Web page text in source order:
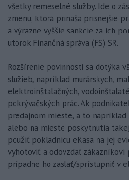
všetky remeselné služby. Ide o
zmenu, ktorá prináša prísnejšie
a výrazne vyššie sankcie za ich
utorok Finančná správa (FS) SR.
Rozšírenie povinnosti sa dotýka
služieb, napríklad murárskych,
elektroinštalačných,
pokrývačských prác. Ak
predajnom mieste, a to
alebo na mieste poskytnutia
použiť pokladnicu eKasa na jej
vyhotoviť a odovzdať zákazníkovi
prípadne ho zaslať/sprístupniť v